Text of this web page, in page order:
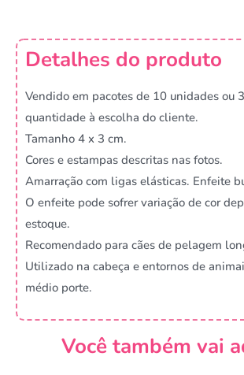
Detalhes do produto
Vendido em pacotes de 10 unidades ou
quantidade à escolha do cliente.
Tamanho 4 x 3 cm.
Cores e estampas descritas nas fotos.
Amarração com ligas elásticas. Enfeite
O enfeite pode sofrer variação de cor
estoque.
Recomendado para cães de pelagem
Utilizado na cabeça e entornos de
médio porte.
Você também vai